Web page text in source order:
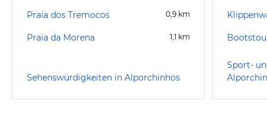
Praia dos Tremocos 0,9 km
Praia da Morena 1,1 km
Sehenswürdigkeiten in Alporchinhos
Sport-